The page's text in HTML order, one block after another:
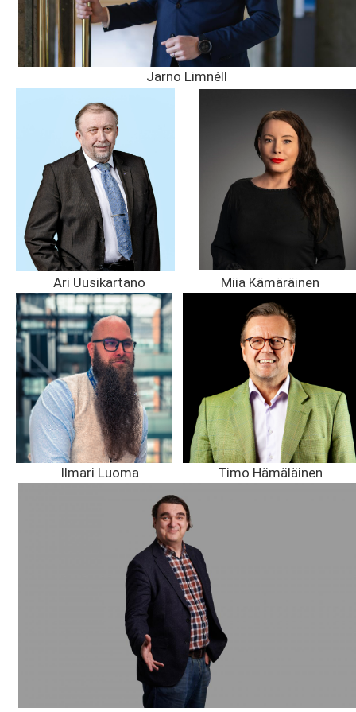
Jarno Limnéll
Ari Uusikartano Miia Kämäräinen
Ilmari Luoma Timo Hämäläinen